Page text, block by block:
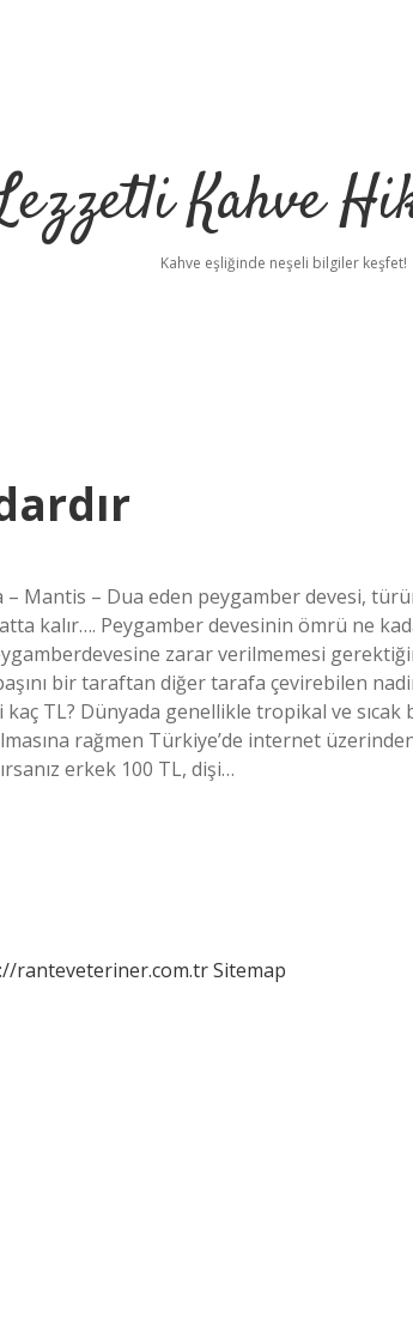
Kahve
Kahve eşliğinde neşeli bilgiler keşfet!
Mantis – Dua eden peygamber devesi,
kalır…. Peygamber devesinin ömrü ne
zarar verilmemesi
bir taraftan diğer tarafa çevirebilen
TL? Dünyada genellikle tropikal ve sıcak
rağmen Türkiye’de internet üzerinden
erkek 100 TL, dişi…
ranteveteriner.com.trSitemap